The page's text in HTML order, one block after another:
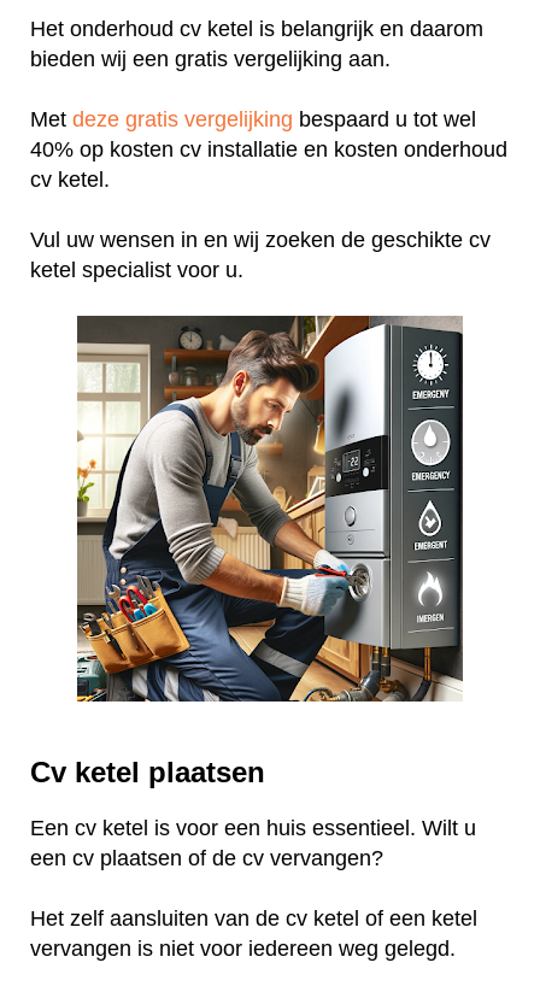
Het onderhoud cv ketel is belangrijk en daarom
bieden wij een gratis vergelijking aan.
Met deze gratis vergelijking bespaard u tot wel
40% op kosten cv installatie en kosten onderhoud
cv ketel.
Vul uw wensen in en wij zoeken de geschikte cv
ketel specialist voor u.
Cv ketel plaatsen
Een cv ketel is voor een huis essentieel. Wilt u
een cv plaatsen of de cv vervangen?
Het zelf aansluiten van de cv ketel of een ketel
vervangen is niet voor iedereen weg gelegd.